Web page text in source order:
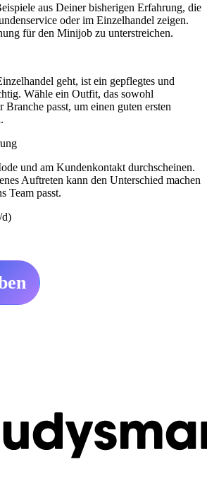
aus Deiner bisherigen Erfahrung, die
oder im Einzelhandel zeigen.
für den Minijob zu unterstreichen.
geht, ist ein gepflegtes und
Wähle ein Outfit, das sowohl
Branche passt, um einen guten ersten
und am Kundenkontakt durchscheinen.
Auftreten kann den Unterschied machen
Team passt.
d)